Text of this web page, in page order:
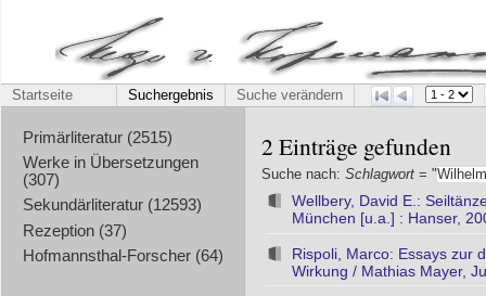
Startseite Suchergebnis Suche verändern
Primärliteratur (2515)
Werke in Übersetzungen
(307)
Sekundärliteratur (12593)
Rezeption (37)
Hofmannsthal-Forscher (64)
2 Einträge gefunden
Suche nach: Schlagwort = "Wilhelm
Wellbery, David E.:
München [u.a.] : Hanser,
Rispoli, Marco: Essays zur
Wirkung / Mathias Mayer,